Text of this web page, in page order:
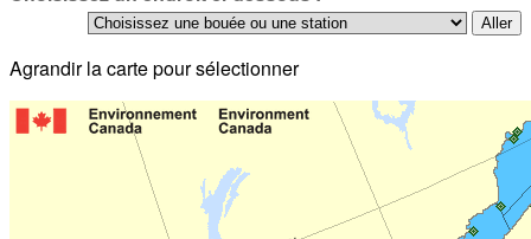
Agrandir la carte pour sélectionner